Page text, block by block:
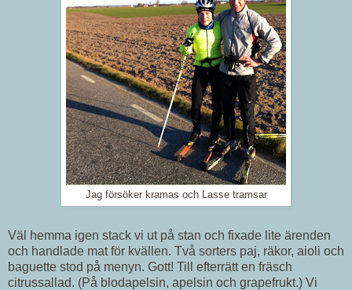
Jag försöker kramas och Lasse tramsar
Väl hemma igen stack vi ut på stan och fixade lite ärenden
och handlade mat för kvällen. Två sorters paj, räkor, aioli och
baguette stod på menyn. Gott! Till efterrätt en fräsch
citrussallad. (På blodapelsin, apelsin och grapefrukt.) Vi